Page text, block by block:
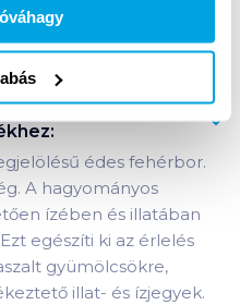
Értesíts, ha olcsóbb!
Édes Szamorodni
édes fehérbor.
A hagyományos
ízében és illatában
egészíti ki az érlelés
gyümölcsökre,
illat- és ízjegyek.